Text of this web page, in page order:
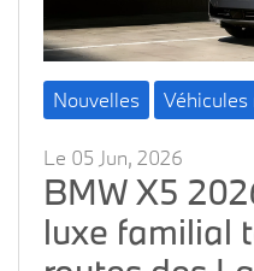
Nouvelles Véhicules
Le 05 Jun, 2026
BMW X5
luxe familial